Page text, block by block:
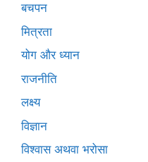
बचपन
मित्रता
योग और ध्यान
राजनीति
लक्ष्य
विज्ञान
विश्वास अथवा भरोसा